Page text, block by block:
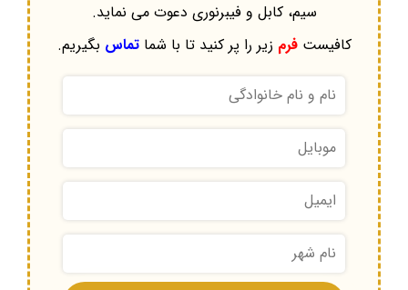
سیم، کابل و فیبرنوری دعوت می نماید.
کافیستفرم زیر را پر کنید تا با شماتماس بگیریم.